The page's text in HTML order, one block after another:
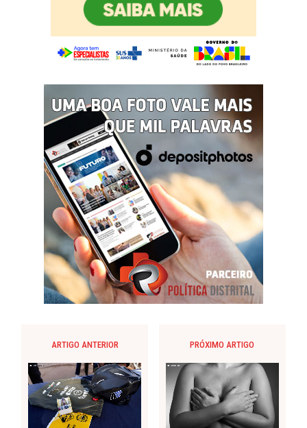
ARTIGO ANTERIOR PRÓXIMO ARTIGO